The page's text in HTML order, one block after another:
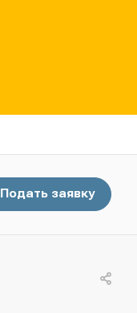
Подать заявку